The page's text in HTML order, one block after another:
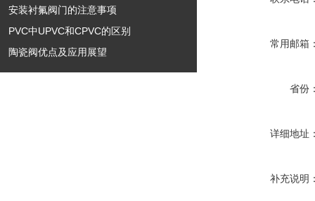
安装衬氟阀门的注意事项
PVC中UPVC和CPVC的区别
陶瓷阀优点及应用展望
常用邮箱
省份
详细地址
补充说明